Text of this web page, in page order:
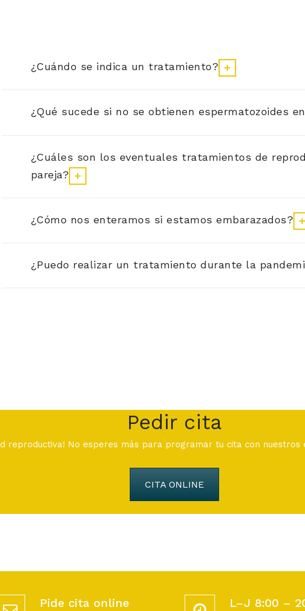
¿Cuándo se indica un tratamiento?
¿Qué sucede si no se obtienen espermatozoides
¿Cuáles son los eventuales tratamientos de
pareja?
¿Cómo nos enteramos si estamos embarazados?
¿Puedo realizar un tratamiento durante la
Pedir cita
reproductiva! No esperes más para programar tu cita con nuestros
CITA ONLINE
Pide cita online
L–J 8:00 –